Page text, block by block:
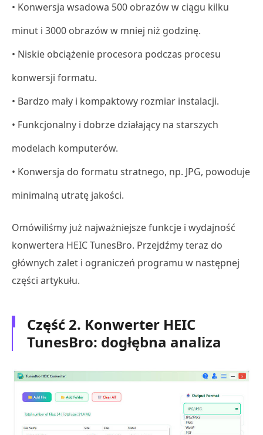
• Konwersja wsadowa 500 obrazów w ciągu kilku
minut i 3000 obrazów w mniej niż godzinę.
• Niskie obciążenie procesora podczas procesu
konwersji formatu.
• Bardzo mały i kompaktowy rozmiar instalacji.
• Funkcjonalny i dobrze działający na starszych
modelach komputerów.
• Konwersja do formatu stratnego, np. JPG, powoduje
minimalną utratę jakości.
Omówiliśmy już najważniejsze funkcje i wydajność
konwertera HEIC TunesBro. Przejdźmy teraz do
głównych zalet i ograniczeń programu w następnej
części artykułu.
Część 2. Konwerter HEIC
TunesBro: dogłębna analiza